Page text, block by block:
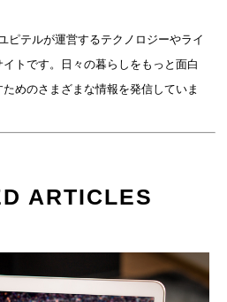
ピテルが運営するテクノロジーやライ
トです。日々の暮らしをもっと面白
めのさまざまな情報を発信していま
ARTICLES